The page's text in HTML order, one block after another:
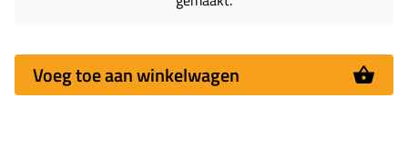
Voeg toe aan winkelwagen